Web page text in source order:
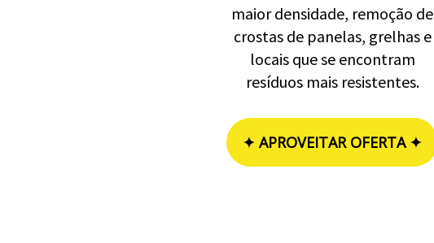
maior densidade, remoção de
crostas de panelas, grelhas e
locais que se encontram
resíduos mais resistentes.
✦ APROVEITAR OFERTA ✦